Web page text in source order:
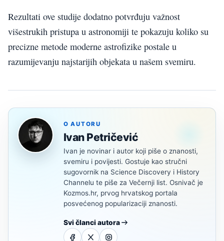
Rezultati ove studije dodatno potvrđuju važnost
višestrukih pristupa u astronomiji te pokazuju koliko su
precizne metode moderne astrofizike postale u
razumijevanju najstarijih objekata u našem svemiru.
O AUTORU
Ivan Petričević
Ivan je novinar i autor koji piše o znanosti,
svemiru i povijesti. Gostuje kao stručni
sugovornik na Science Discovery i History
Channelu te piše za Večernji list. Osnivač je
Kozmos.hr, prvog hrvatskog portala
posvećenog popularizaciji znanosti.
Svi članci autora